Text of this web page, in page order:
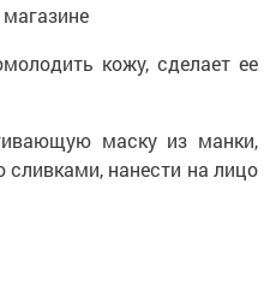
кожу, сделает ее
маску из манки,
нанести на лицо